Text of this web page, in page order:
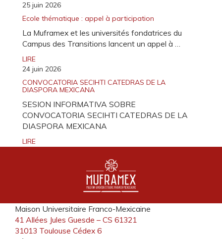
25 juin 2026
Ecole thématique : appel à participation
La Muframex et les universités fondatrices du
Campus des Transitions lancent un appel à …
LIRE
24 juin 2026
CONVOCATORIA SECIHTI CATEDRAS DE LA
DIASPORA MEXICANA
SESION INFORMATIVA SOBRE
CONVOCATORIA SECIHTI CATEDRAS DE LA
DIASPORA MEXICANA
LIRE
Maison Universitaire Franco-Mexicaine
41 Allées Jules Guesde – CS 61321
31013 Toulouse Cédex 6